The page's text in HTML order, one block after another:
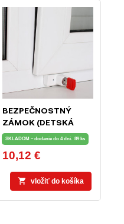
BEZPEČNOSTNÝ
ZÁMOK (DETSKÁ
POISTKA) NA OKNÁ A
BALKÓNOVÉ DVERE
SKLADOM – dodanie do 4 dní. 89 ks
Cena
10,12 €
 vložiť do košíka